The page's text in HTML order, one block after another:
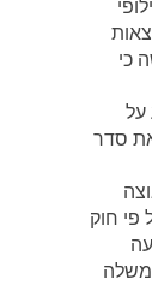
כי
על
את סדר
על פי חוק